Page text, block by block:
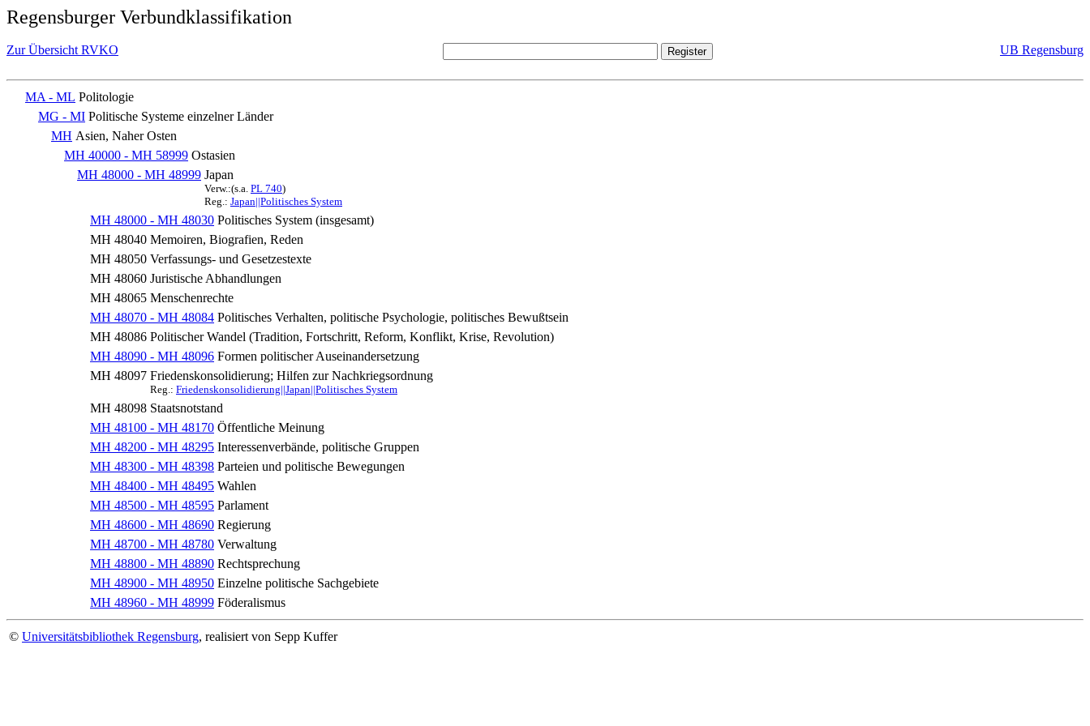
Regensburger Verbundklassifikation
Zur Übersicht RVKO UB Regensburg
MA - ML Politologie
MG - MI Politische Systeme einzelner Länder
MH Asien, Naher Osten
MH 40000 - MH 58999 Ostasien
MH 48000 - MH 48999 Japan
Verw.:(s.a. PL 740)
Reg.: Japan||Politisches System
MH 48000 - MH 48030 Politisches System (insgesamt)
MH 48040 Memoiren, Biografien, Reden
MH 48050 Verfassungs- und Gesetzestexte
MH 48060 Juristische Abhandlungen
MH 48065 Menschenrechte
MH 48070 - MH 48084 Politisches Verhalten, politische Psychologie, politisches Bewußtsein
MH 48086 Politischer Wandel (Tradition, Fortschritt, Reform, Konflikt, Krise, Revolution)
MH 48090 - MH 48096 Formen politischer Auseinandersetzung
MH 48097 Friedenskonsolidierung; Hilfen zur Nachkriegsordnung
Reg.: Friedenskonsolidierung||Japan||Politisches System
MH 48098 Staatsnotstand
MH 48100 - MH 48170 Öffentliche Meinung
MH 48200 - MH 48295 Interessenverbände, politische Gruppen
MH 48300 - MH 48398 Parteien und politische Bewegungen
MH 48400 - MH 48495 Wahlen
MH 48500 - MH 48595 Parlament
MH 48600 - MH 48690 Regierung
MH 48700 - MH 48780 Verwaltung
MH 48800 - MH 48890 Rechtsprechung
MH 48900 - MH 48950 Einzelne politische Sachgebiete
MH 48960 - MH 48999 Föderalismus
© Universitätsbibliothek Regensburg, realisiert von Sepp Kuffer